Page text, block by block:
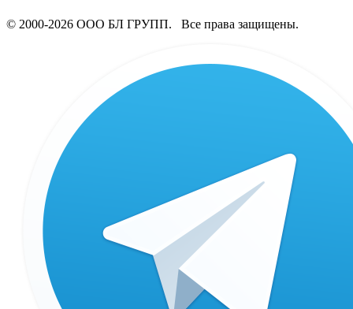
© 2000-2026 ООО БЛ ГРУПП. Все права защищены.